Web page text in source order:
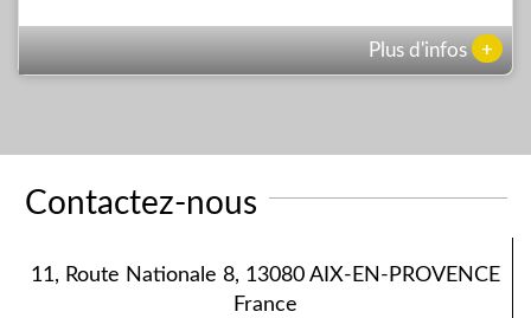
Plus d'infos +
Contactez-nous
11, Route Nationale 8, 13080 AIX-EN-PROVENCE
France